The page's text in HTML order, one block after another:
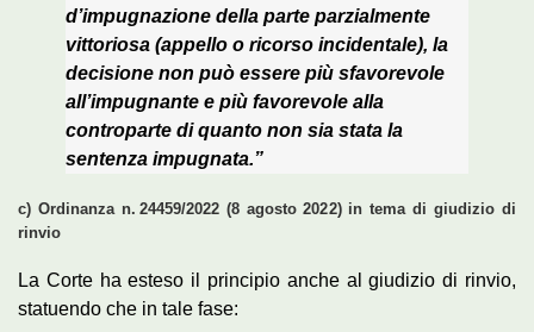
d’impugnazione della parte parzialmente
vittoriosa (appello o ricorso incidentale), la
decisione non può essere più sfavorevole
all’impugnante e più favorevole alla
controparte di quanto non sia stata la
sentenza impugnata.”
c) Ordinanza n. 24459/2022 (8 agosto 2022) in tema di giudizio di
rinvio
La Corte ha esteso il principio anche al giudizio di rinvio,
statuendo che in tale fase: